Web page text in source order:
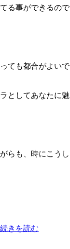
る事ができるので
ても都合がよい
してあなたに
らも、時にこう
きを読む